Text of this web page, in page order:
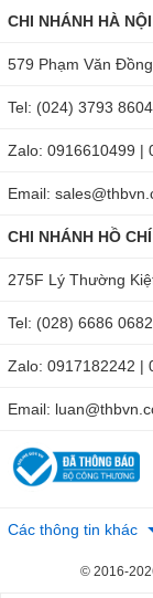
CHI NHÁNH HÀ NỘI
579 Phạm Văn
Tel: (024) 3793 8604
Zalo: 0916610499 |
Email:
CHI NHÁNH HỒ
275F Lý Thường
Tel: (028) 6686 0682
Zalo: 0917182242 |
Email:
Các thông tin khác
© 2016-